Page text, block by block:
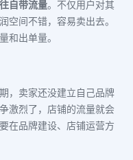
自带流量。不仅用户对其
空间不错，容易卖出去。
和出单量。
，卖家还没建立自己品牌
激烈了，店铺的流量就会
在品牌建设、店铺运营方